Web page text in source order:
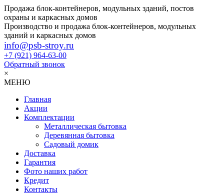
Продажа блок-контейнеров, модульных зданий, постов
охраны и каркасных домов
Производство и продажа блок-контейнеров, модульных
зданий и каркасных домов
info@psb-stroy.ru
+7 (921) 964-63-00
Обратный звонок
×
МЕНЮ
Главная
Акции
Комплектации
Металлическая бытовка
Деревянная бытовка
Садовый домик
Доставка
Гарантия
Фото наших работ
Кредит
Контакты